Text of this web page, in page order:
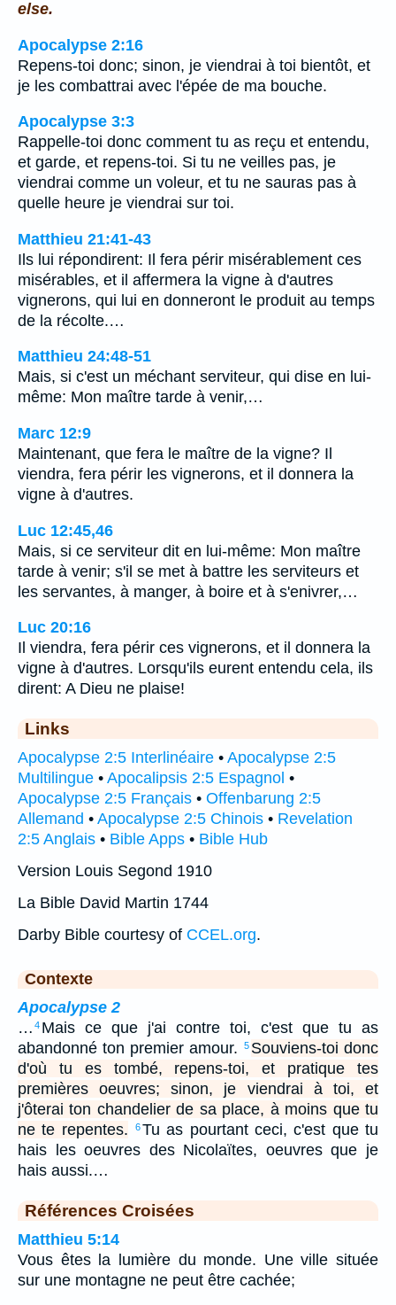
else.
Apocalypse 2:16
Repens-toi donc; sinon, je viendrai à toi bientôt, et
je les combattrai avec l'épée de ma bouche.
Apocalypse 3:3
Rappelle-toi donc comment tu as reçu et entendu,
et garde, et repens-toi. Si tu ne veilles pas, je
viendrai comme un voleur, et tu ne sauras pas à
quelle heure je viendrai sur toi.
Matthieu 21:41-43
Ils lui répondirent: Il fera périr misérablement ces
misérables, et il affermera la vigne à d'autres
vignerons, qui lui en donneront le produit au temps
de la récolte.…
Matthieu 24:48-51
Mais, si c'est un méchant serviteur, qui dise en lui-
même: Mon maître tarde à venir,…
Marc 12:9
Maintenant, que fera le maître de la vigne? Il
viendra, fera périr les vignerons, et il donnera la
vigne à d'autres.
Luc 12:45,46
Mais, si ce serviteur dit en lui-même: Mon maître
tarde à venir; s'il se met à battre les serviteurs et
les servantes, à manger, à boire et à s'enivrer,…
Luc 20:16
Il viendra, fera périr ces vignerons, et il donnera la
vigne à d'autres. Lorsqu'ils eurent entendu cela, ils
dirent: A Dieu ne plaise!
Links
Apocalypse 2:5 Interlinéaire • Apocalypse 2:5
Multilingue • Apocalipsis 2:5 Espagnol •
Apocalypse 2:5 Français • Offenbarung 2:5
Allemand • Apocalypse 2:5 Chinois • Revelation
2:5 Anglais • Bible Apps • Bible Hub
Version Louis Segond 1910
La Bible David Martin 1744
Darby Bible courtesy of CCEL.org.
Contexte
Apocalypse 2
… 4 Mais ce que j'ai contre toi, c'est que tu as
abandonné ton premier amour.
5 Souviens-toi donc
d'où tu es tombé, repens-toi, et pratique tes
premières oeuvres; sinon, je viendrai à toi, et
j'ôterai ton chandelier de sa place, à moins que tu
ne te repentes.
6Tu as pourtant ceci, c'est que tu
hais les oeuvres des Nicolaïtes, oeuvres que je
hais aussi.…
Références Croisées
Matthieu 5:14
Vous êtes la lumière du monde. Une ville située
sur une montagne ne peut être cachée;